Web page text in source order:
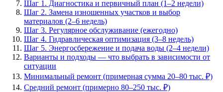
Шаг 1. Диагностика и первичный план (1–2 недели)
Шаг 2. Замена изношенных участков и выбор
материалов (2–6 недель)
Шаг 3. Регулярное обслуживание (ежегодно)
Шаг 4. Гидравлическая оптимизация (3–8 недель)
Шаг 5. Энергосбережение и подача воды (2–4 недели)
Варианты и подходы — что выбрать в зависимости от
ситуации
Минимальный ремонт (примерная сумма 20–80 тыс. ₽)
Средний ремонт (примерно 80–250 тыс. ₽)